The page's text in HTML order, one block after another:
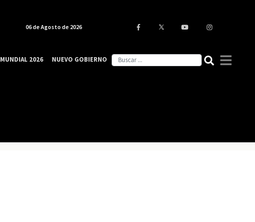
06 de Agosto de 2026
MUNDIAL 2026 NUEVO GOBIERNO